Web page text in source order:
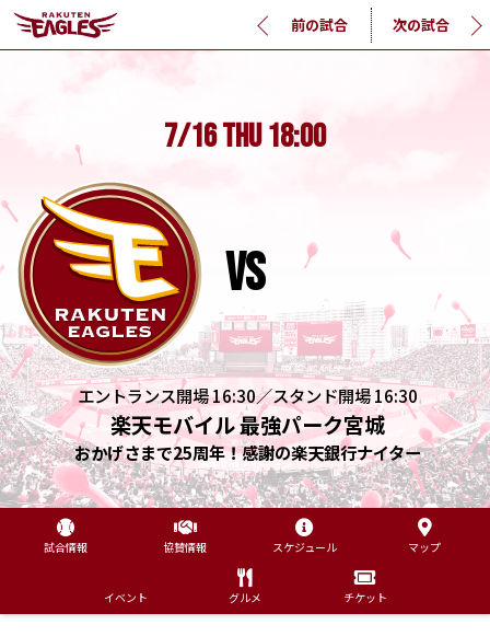
前の試合 次の試合
7/16THU18:00
vs
エントランス開場 16:30／スタンド開場 16:30
楽天モバイル 最強パーク宮城
おかげさまで25周年！感謝の楽天銀行ナイター
試合情報 協賛情報 スケジュール マップ
イベント グルメ チケット